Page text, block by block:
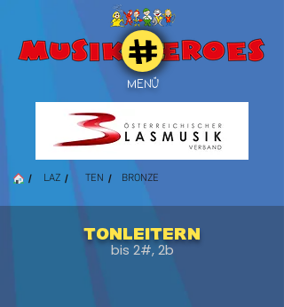
MENÜ
/ LAZ / TEN / BRONZE
Tonleitern
bis 2#, 2b